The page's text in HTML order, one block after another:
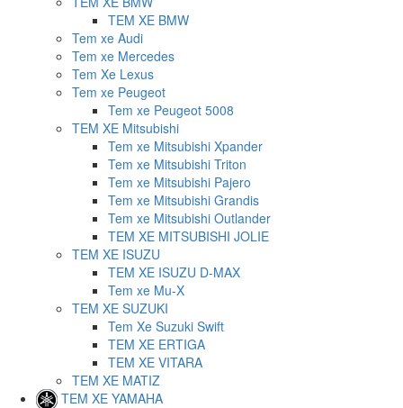
TEM XE BMW
Tem xe Audi
Tem xe Mercedes
Tem Xe Lexus
Tem xe Peugeot
Tem xe Peugeot 5008
TEM XE Mitsubishi
Tem xe Mitsubishi Xpander
Tem xe Mitsubishi Triton
Tem xe Mitsubishi Pajero
Tem xe Mitsubishi Grandis
Tem xe Mitsubishi Outlander
TEM XE MITSUBISHI JOLIE
TEM XE ISUZU
TEM XE ISUZU D-MAX
Tem xe Mu-X
TEM XE SUZUKI
Tem Xe Suzuki Swift
TEM XE ERTIGA
TEM XE VITARA
TEM XE MATIZ
TEM XE YAMAHA